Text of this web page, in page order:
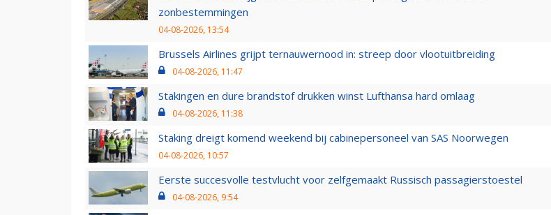
zonbestemmingen
04-08-2026, 13:54
Brussels Airlines grijpt ternauwernood in: streep door vlootuitbreiding
04-08-2026, 11:47
Stakingen en dure brandstof drukken winst Lufthansa hard omlaag
04-08-2026, 11:38
Staking dreigt komend weekend bij cabinepersoneel van SAS Noorwegen
04-08-2026, 10:57
Eerste succesvolle testvlucht voor zelfgemaakt Russisch passagierstoestel
04-08-2026, 9:54